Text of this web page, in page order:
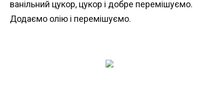
ванільний цукор, цукор і добре перемішуємо.
Додаємо олію і перемішуємо.